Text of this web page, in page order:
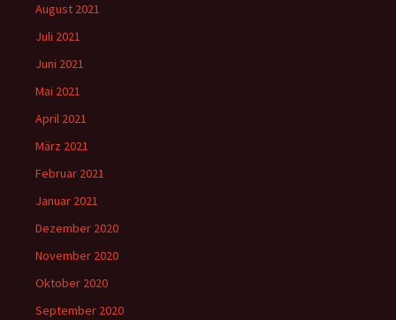
August 2021
Juli 2021
Juni 2021
Mai 2021
April 2021
März 2021
Februar 2021
Januar 2021
Dezember 2020
November 2020
Oktober 2020
September 2020